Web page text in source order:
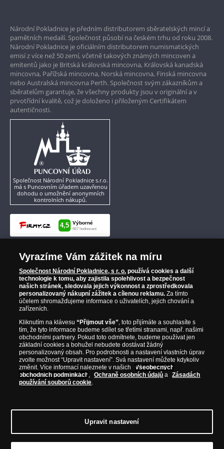
Garance nejvyšší kvality
Pouze originální produkty
Národní Pokladnice je předním distributorem sběratelských mincí a
pamětních medailí. Společnost působí na českém trhu od roku 2008.
Národní Pokladnice je oficiálním distributorem numismatických
emisí z více než 50 zemí, včetně takových známých mincoven a
emitentů jako je Britská královská mincovna, Královská kanadská
mincovna, Pařížská mincovna, Norská mincovna, Finská mincovna
nebo Australská mincovna Perth. Společnost svým zákazníkům a
sběratelům garantuje, že všechny produkty jsou v originální a v
prvotřídní kvalitě, což je doloženo i přiloženým Certifikátem
autentičnosti.
Společnost Národní Pokladnice s.r.o.
má s Puncovním úřadem uzavřenou
dohodu o umožnění anonymních
kontrolních nákupů.
Vyrazíme Vám zážitek na míru
Společnost Národní Pokladnice, s r. o. používá cookies a další
technologie k tomu, aby zajistila spolehlivost a bezpečnost
našich stránek, sledovala jejich výkonnost a zprostředkovala
personalizovaný nákupní zážitek a cílenou reklamu. Za tímto
účelem shromažďujeme informace o uživatelích, jejich chování a
zařízeních.
Kliknutím na klávesu“Přijmout vše”, toto přijímáte a souhlasíte s
tím, že tyto informace budeme sdílet se třetími stranami, např. našimi
obchodními partnery. Pokud toto odmítnete, budeme používat jen
základní cookies a bohužel nebudete dostávat žádný
personalizovaný obsah. Pro podrobnosti a nastavení vlastních úprav
zvolte možnost “Upravit nastavení”. Svá nastavení můžete kdykoliv
změnit. Více informací naleznete v našich
Všeobecných
obchodních podmínkách , Ochraně osobních údajů a
Zásadách
používání souborů cookie.
Upravit nastavení